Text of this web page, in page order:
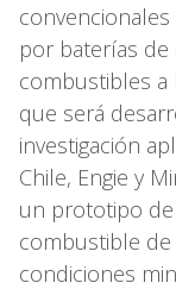
por baterías
combustibles a
que será
investigación
Chile, Engie y
un prototipo
combustible
condiciones